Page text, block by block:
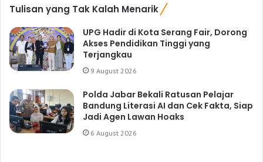
Tulisan yang Tak Kalah Menarik
UPG Hadir di Kota Serang Fair, Dorong
Akses Pendidikan Tinggi yang
Terjangkau
9 August 2026
Polda Jabar Bekali Ratusan Pelajar
Bandung Literasi AI dan Cek Fakta, Siap
Jadi Agen Lawan Hoaks
6 August 2026